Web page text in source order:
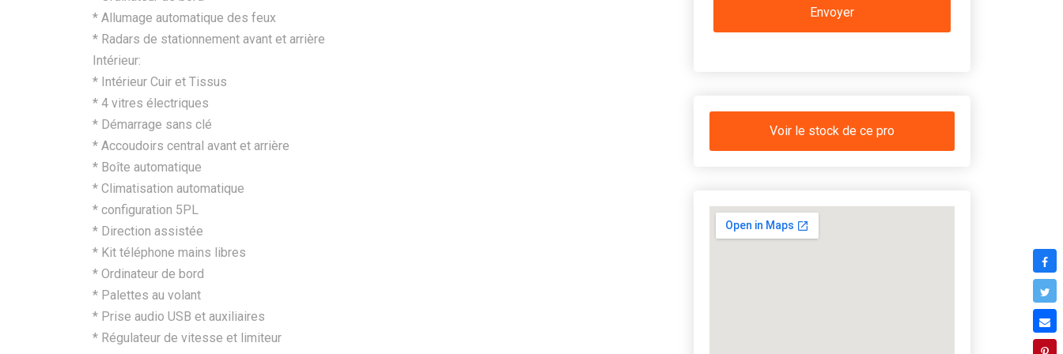
* Allumage automatique des feux
* Radars de stationnement avant et arrière
Intérieur:
* Intérieur Cuir et Tissus
* ⁠4 vitres électriques
* Démarrage sans clé
* ⁠Accoudoirs central avant et arrière
* ⁠Boîte automatique
*⁠ ⁠Climatisation automatique
*⁠ ⁠configuration 5PL
*⁠ ⁠Direction assistée
*⁠ ⁠Kit téléphone mains libres
*⁠ ⁠Ordinateur de bord
* ⁠Palettes au volant
*⁠ ⁠Prise audio USB et auxiliaires
*⁠ ⁠Régulateur de vitesse et limiteur ⁠
Voir le stock de ce pro